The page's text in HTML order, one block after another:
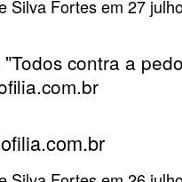
Silva Fortesem 27
contra a